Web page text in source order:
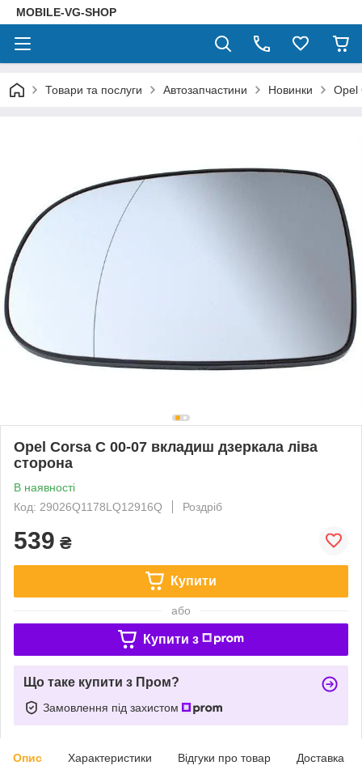
MOBILE-VG-SHOP
Товари та послуги Автозапчастини Новинки Opel
Opel Corsa C 00-07 вкладиш дзеркала ліва
сторона
В наявності
Код: 29026Q1178LQ12916Q
Роздріб
539 ₴
Купити
або
Купити з
Що таке купити з Пром?
Замовлення під захистом
Опис Характеристики Відгуки про товар Доставка